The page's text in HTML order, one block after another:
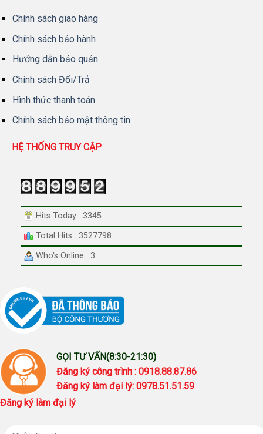
Chính sách giao hàng
Chính sách bảo hành
Hướng dẫn bảo quản
Chính sách Đổi/Trả
Hình thức thanh toán
Chính sách bảo mật thông tin
HỆ THỐNG TRUY CẬP
Hits Today : 3345
Total Hits : 3527798
Who's Online : 3
GỌI TƯ VẤN(8:30-21:30)
Đăng ký công trình : 0918.88.87.86
Đăng ký làm đại lý: 0978.51.51.59
Đăng ký làm đại lý